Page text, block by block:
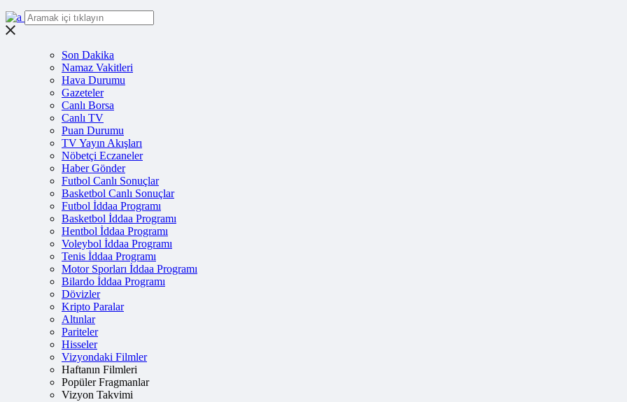
Son Dakika
Namaz Vakitleri
Hava Durumu
Gazeteler
Canlı Borsa
Canlı TV
Puan Durumu
TV Yayın Akışları
Nöbetçi Eczaneler
Haber Gönder
Futbol Canlı Sonuçlar
Basketbol Canlı Sonuçlar
Futbol İddaa Programı
Basketbol İddaa Programı
Hentbol İddaa Programı
Voleybol İddaa Programı
Tenis İddaa Programı
Motor Sporları İddaa Programı
Bilardo İddaa Programı
Dövizler
Kripto Paralar
Altınlar
Pariteler
Hisseler
Vizyondaki Filmler
Haftanın Filmleri
Popüler Fragmanlar
Vizyon Takvimi